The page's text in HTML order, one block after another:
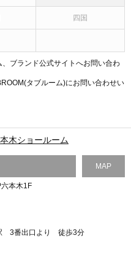
四国
ブランド公式サイトへお問い合わ
タブルーム)にお問い合わせい
木ショールーム
MAP
本木1F
3番出口より 徒歩3分